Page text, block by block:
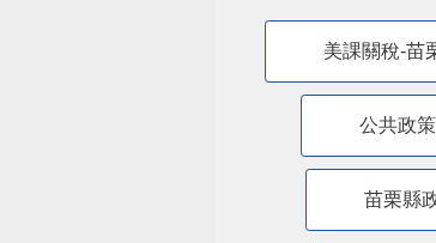
美課關稅-苗
公共政
苗栗縣